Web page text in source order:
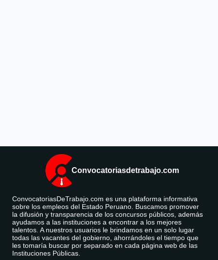
Convocatoriasdetrabajo.com
ConvocatoriasDeTrabajo.com es una plataforma informativa
sobre los empleos del Estado Peruano. Buscamos promover
la difusión y transparencia de los concursos públicos, además
ayudamos a las instituciones a encontrar a los mejores
talentos. A nuestros usuarios le brindamos en un solo lugar
todas las vacantes del gobierno, ahorrándoles el tiempo que
les tomaría buscar por separado en cada página web de las
Instituciones Públicas.